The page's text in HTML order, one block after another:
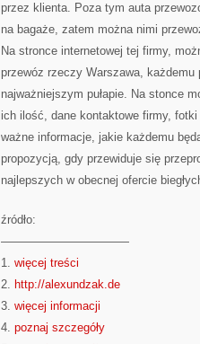
przez klienta. Poza tym auta
na bagaże, zatem można nimi
Na stronce internetowej tej firmy,
przewóz rzeczy Warszawa,
najważniejszym pułapie. Na stonce
ich ilość, dane kontaktowe firmy,
ważne informacje, jakie każdemu
propozycją, gdy przewiduje się
najlepszych w obecnej ofercie
źródło:
———————————
1. więcej treści
2. http://alexundzak.de
3. więcej informacji
4. poznaj szczegóły